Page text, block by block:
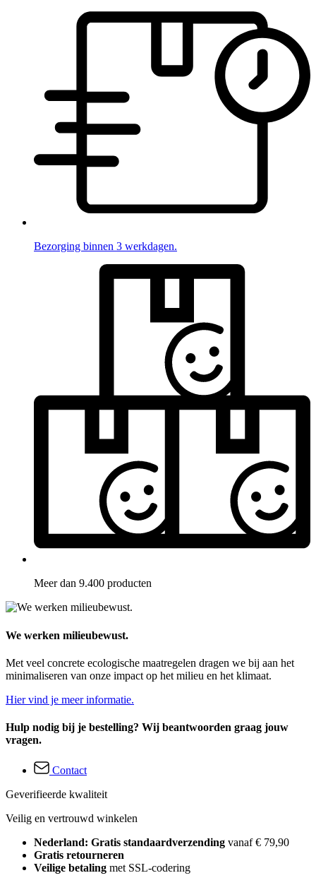
Bezorging binnen 3 werkdagen.
Meer dan 9.400 producten
We werken milieubewust.
Met veel concrete ecologische maatregelen dragen we bij aan het
minimaliseren van onze impact op het milieu en het klimaat.
Hier vind je meer informatie.
Hulp nodig bij je bestelling? Wij beantwoorden graag jouw
vragen.
Contact
Geverifieerde kwaliteit
Veilig en vertrouwd winkelen
Nederland: Gratis standaardverzending vanaf € 79,90
Gratis retourneren
Veilige betaling met SSL-codering